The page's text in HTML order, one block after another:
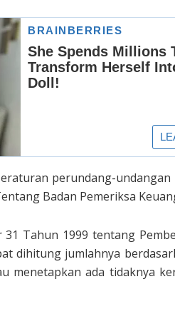
perundang-undangan
Badan Pemeriksa
Tahun 1999 tentang
dihitung jumlahnya
menetapkan ada tidaknya